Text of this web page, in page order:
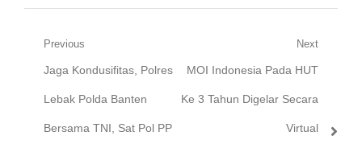
Navigasi
pos
Previous
Previous
post:
Jaga Kondusifitas, Polres
Lebak Polda Banten
Bersama TNI, Sat Pol PP
Next
Next
post:
MOI Indonesia Pada HUT
Ke 3 Tahun Digelar Secara
Virtual